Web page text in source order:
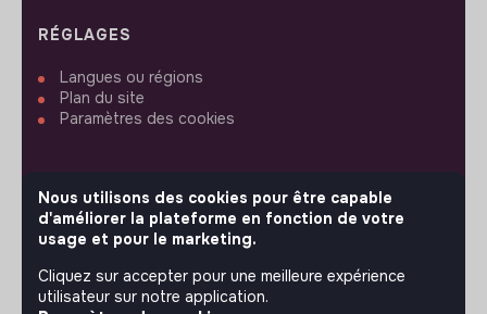
RÉGLAGES
Langues ou régions
Plan du site
Paramètres des cookies
SUIVEZ-NOUS
Nous utilisons des cookies pour être capable
d'améliorer la plateforme en fonction de votre
usage et pour le marketing.
Cliquez sur accepter pour une meilleure expérience
utilisateur sur notre application.